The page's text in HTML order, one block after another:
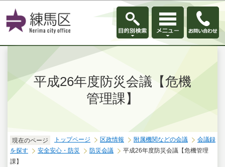
このページの本文へ移動
平成26年度防災会議【危機
管理課】
現在のページ トップページ 区政情報 附属機関などの会議
会議録
を探す
安全安心・防災 防災会議
平成26年度防災会議【危機管理
課】